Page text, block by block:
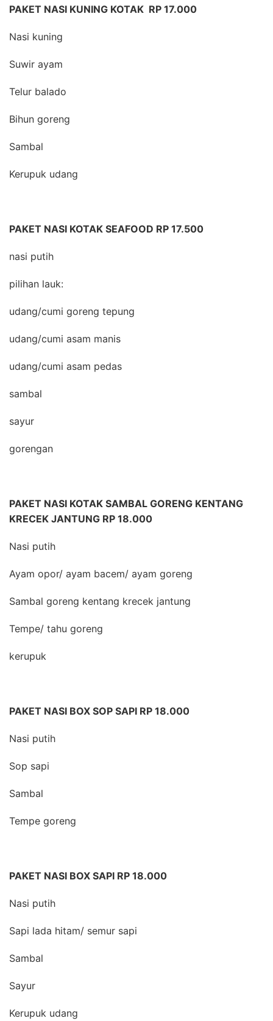
PAKET NASI KUNING KOTAK RP 17.000
Nasi kuning
Suwir ayam
Telur balado
Bihun goreng
Sambal
Kerupuk udang
PAKET NASI KOTAK SEAFOOD RP 17.500
nasi putih
pilihan lauk:
udang/cumi goreng tepung
udang/cumi asam manis
udang/cumi asam pedas
sambal
sayur
gorengan
PAKET NASI KOTAK SAMBAL GORENG KENTANG
KRECEK JANTUNG RP 18.000
Nasi putih
Ayam opor/ ayam bacem/ ayam goreng
Sambal goreng kentang krecek jantung
Tempe/ tahu goreng
kerupuk
PAKET NASI BOX SOP SAPI RP 18.000
Nasi putih
Sop sapi
Sambal
Tempe goreng
PAKET NASI BOX SAPI RP 18.000
Nasi putih
Sapi lada hitam/ semur sapi
Sambal
Sayur
Kerupuk udang